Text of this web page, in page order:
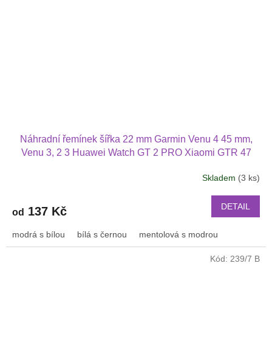
Náhradní řemínek šířka 22 mm Garmin Venu 4 45 mm,
Venu 3, 2 3 Huawei Watch GT 2 PRO Xiaomi GTR 47
Skladem (3 ks)
od 137 Kč DETAIL
modrá s bílou bílá s černou mentolová s modrou
Kód: 239/7 B